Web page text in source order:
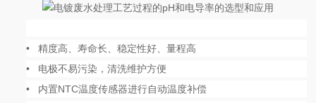
• 精度高、寿命长、稳定性好、量程高
• 电极不易污染，清洗维护方便
• 内置NTC温度传感器进行自动温度补偿